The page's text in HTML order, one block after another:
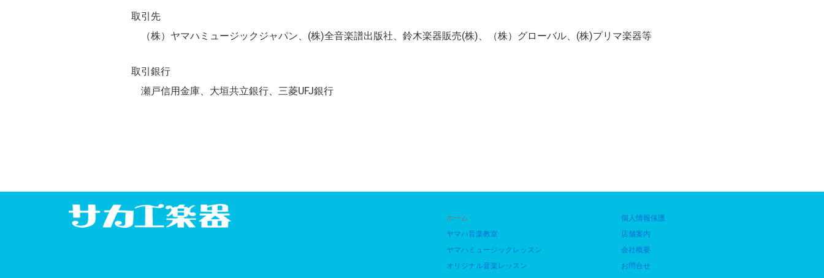
取引先
（株）ヤマハミュージックジャパン、(株)全音楽譜出版社、鈴木楽器販売(株)、
（株）グローバル、(株)プリマ楽器等
取引銀行
瀬戸信用金庫、大垣共立銀行、三菱UFJ銀行
ホーム
ヤマハ音楽教室
ヤマハミュージックレッスン
オリジナル音楽レッスン
個人情報保護
店舗案内
会社概要
お問合せ